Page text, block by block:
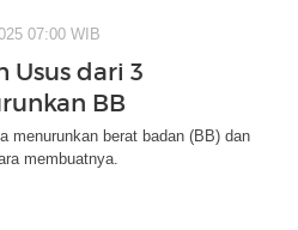
07:00 WIB
Usus dari 3
BB
menurunkan berat badan (BB) dan
membuatnya.